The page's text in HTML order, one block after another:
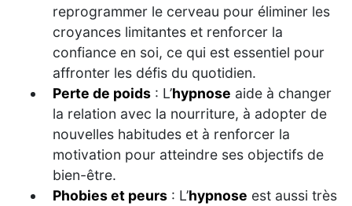
reprogrammer le cerveau pour éliminer les
croyances limitantes et renforcer la
confiance en soi, ce qui est essentiel pour
affronter les défis du quotidien.
Perte de poids : L’hypnose aide à changer
la relation avec la nourriture, à adopter de
nouvelles habitudes et à renforcer la
motivation pour atteindre ses objectifs de
bien-être.
Phobies et peurs : L’hypnose est aussi très